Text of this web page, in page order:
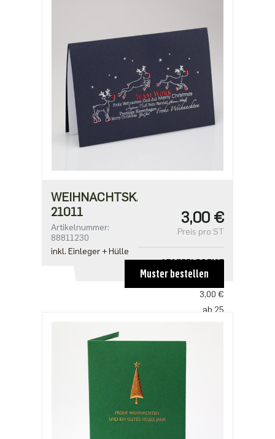
ab 500
1,91 €
WEIHNACHTSKARTE
21011
Artikelnummer:
88811230
inkl. Einleger + Hülle
3,00 €
Preis pro ST
STAFFELPREISE
ab 1
3,00 €
ab 25
Muster bestellen